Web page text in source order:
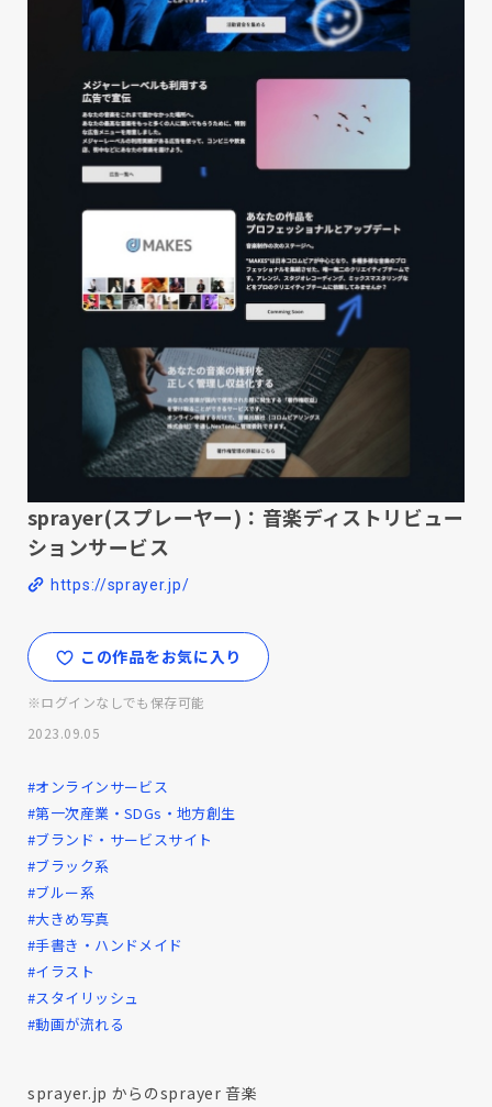
sprayer(スプレーヤー)：音楽ディストリビュー
ションサービス
https://sprayer.jp/
この作品をお気に入り
※ログインなしでも保存可能
2023.09.05
#オンラインサービス
#第一次産業・SDGs・地方創生
#ブランド・サービスサイト
#ブラック系
#ブルー系
#大きめ写真
#手書き・ハンドメイド
#イラスト
#スタイリッシュ
#動画が流れる
sprayer.jp からのsprayer 音楽